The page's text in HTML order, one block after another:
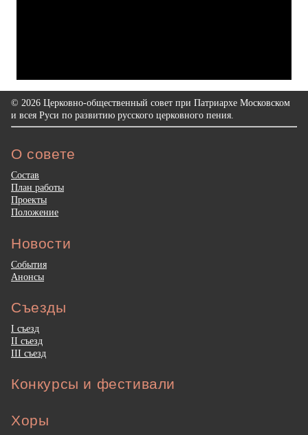
© 2026 Церковно-общественный совет при Патриархе Московском
и всея Руси по развитию русского церковного пения.
О совете
Состав
План работы
Проекты
Положение
Новости
События
Анонсы
Съезды
I съезд
II съезд
III съезд
Конкурсы и фестивали
Хоры